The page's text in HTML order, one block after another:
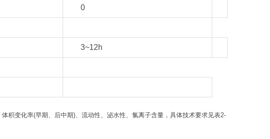
0
3~12h
积变化率(早期、后中期)、流动性、泌水性、氯离子含量，具体技术要求见表2-